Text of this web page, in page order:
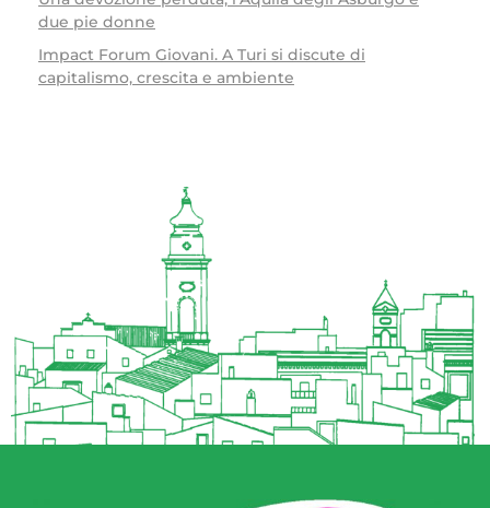
due pie donne
Impact Forum Giovani. A Turi si discute di
capitalismo, crescita e ambiente